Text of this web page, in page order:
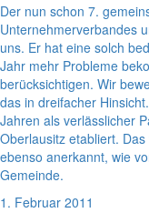
Der nun schon 7.
Unternehmerverbandes
uns. Er hat eine solch
Jahr mehr Probleme
berücksichtigen. Wir
das in dreifacher
Jahren als verlässlicher
Oberlausitz etabliert.
ebenso anerkannt, wie
Gemeinde.
1. Februar 2011